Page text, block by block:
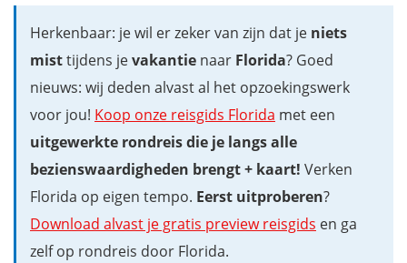
Herkenbaar: je wil er zeker van zijn dat je niets
misttijdens jevakantie naar Florida? Goed
nieuws: wij deden alvast al het opzoekingswerk
voor jou! Koop onze reisgids Florida met een
uitgewerkte rondreis die je langs alle
bezienswaardigheden brengt + kaart! Verken
Florida op eigen tempo. Eerst uitproberen?
Download alvast je gratis preview reisgids en ga
zelf op rondreis door Florida.